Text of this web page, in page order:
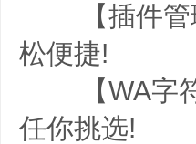
【插件管理
松便捷!
【WA字符
任你挑选!